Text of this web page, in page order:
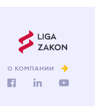
О КОМПАНИИ